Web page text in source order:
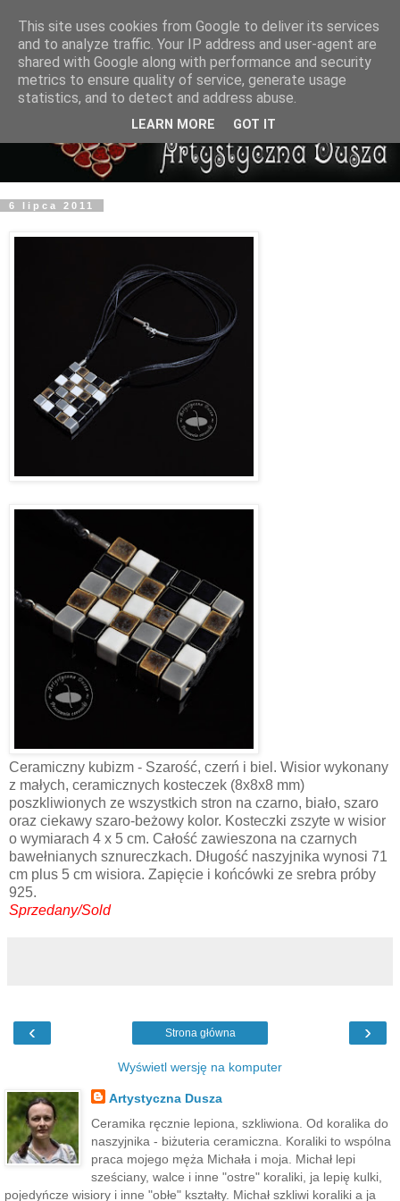
6 lipca 2011
Ceramiczny kubizm - Szarość, czerń i biel. Wisior wykonany
z małych, ceramicznych kosteczek (8x8x8 mm)
poszkliwionych ze wszystkich stron na czarno, biało, szaro
oraz ciekawy szaro-beżowy kolor. Kosteczki zszyte w wisior
o wymiarach 4 x 5 cm. Całość zawieszona na czarnych
bawełnianych sznureczkach. Długość naszyjnika wynosi 71
cm plus 5 cm wisiora. Zapięcie i końcówki ze srebra próby
925.
Sprzedany/Sold
‹ ›
Strona główna
Wyświetl wersję na komputer
Artystyczna Dusza
Ceramika ręcznie lepiona, szkliwiona. Od koralika do
naszyjnika - biżuteria ceramiczna. Koraliki to wspólna
praca mojego męża Michała i moja. Michał lepi
sześciany, walce i inne "ostre" koraliki, ja lepię kulki,
pojedyńcze wisiory i inne "obłe" kształty. Michał szkliwi koraliki a ja
This site uses cookies from Google to deliver its services
and to analyze traffic. Your IP address and user-agent are
shared with Google along with performance and security
metrics to ensure quality of service, generate usage
statistics, and to detect and address abuse.
LEARN MORE GOT IT